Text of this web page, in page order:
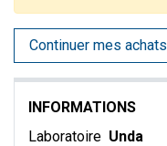
Continuer mes achats
INFORMATIONS
Laboratoire Unda